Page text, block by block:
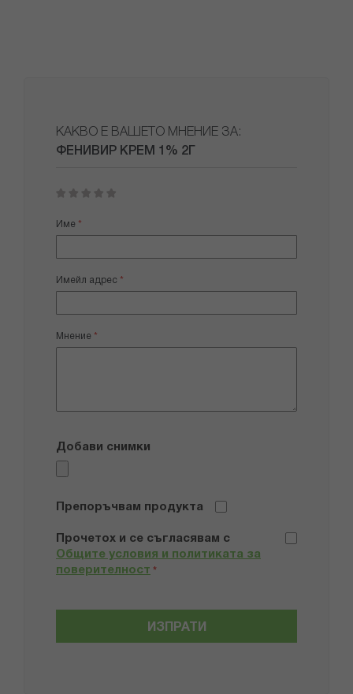
КАКВО Е ВАШЕТО МНЕНИЕ ЗА:
ФЕНИВИР КРЕМ 1% 2Г
star
stars
stars
stars
stars
Име
Имейл адрес
Мнение
Добави снимки
Препоръчвам продукта
Прочетох и се съгласявам с
Общите условия и политиката за
поверителност *
ИЗПРАТИ